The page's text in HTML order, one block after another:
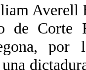
Averell
de Corte